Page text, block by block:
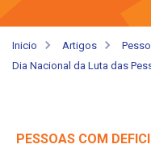
Inicio Artigos
Dia Nacional da Luta das
PESSOAS COM